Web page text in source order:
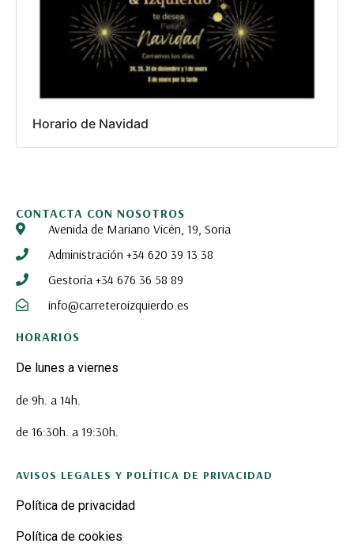
Horario de Navidad
CONTACTA CON NOSOTROS
Avenida de Mariano Vicén, 19, Soria
Administración +34 620 39 13 38
Gestoría +34 676 36 58 89
info@carreteroizquierdo.es
HORARIOS
De lunes a viernes
de 9h. a 14h.
de 16:30h. a 19:30h.
AVISOS LEGALES Y POLÍTICA DE PRIVACIDAD
Política de privacidad
Política de cookies